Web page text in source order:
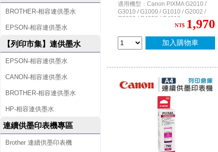
BROTHER-相容連供墨水
EPSON-相容連供墨水
【列印市集】連供墨水
EPSON-相容連供墨水
CANON-相容連供墨水
BROTHER-相容連供墨水
HP-相容連供墨水
連續供墨印表機專區
Brother 連續供墨印表機
適用機型：Canon PIXMA G2010 /
G3010 / G1000 / G1010 / G2002 /
G3000 / G4000 / G4010
NT$ 1,970
加入購物車